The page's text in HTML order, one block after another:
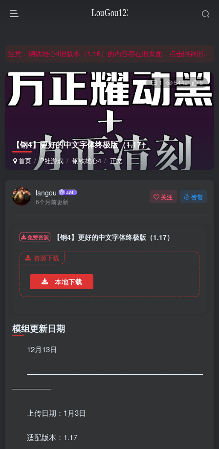
非常抱歉，节假日晚上服务器爆满，建议避开高峰时段访问。
注意：钢铁雄心4旧版本（1.16）的内容都在旧页面，点击回到旧版页面前往，网址：3yc.top
非常抱歉，节假日晚上服务器爆满，建议避开高峰时段访问。
网站合并公告：旧网页langou123.com的内容将搬迁到本页面，本页面后续可通过langou123.com和www.langou123.com访问。旧网页可通过3yc.top访问。
【钢4】更好的中文字体终极版（1.17）
首页 P社游戏 钢铁雄心4 正文
1 5442 6
langou
6个月前更新
关注 赞赏
免费资源 【钢4】更好的中文字体终极版（1.17）
资源下载
本地下载
模组更新日期
12月13日
————————————————————————
—————-
上传日期：1月3日
适配版本：1.17